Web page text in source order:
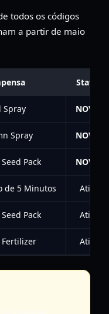
todos os códigos
a partir de maio
Status
Spray NOVO!
Spray NOVO!
Pack NOVO!
de 5 Minutos Ativo
Pack Ativo
Ativo